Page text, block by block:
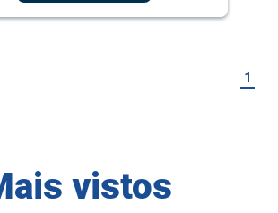
1
vistos